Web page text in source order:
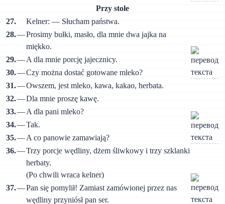
Przy stole
27.
Kelner: — Słucham państwa.
28.—Prosimy bułki, masło, dla mnie dwa jajka na
miękko.
29.—A dla mnie porcję jajecznicy.
30.—Czy można dostać gotowane mleko?
31.—Owszem, jest mleko, kawa, kakao, herbata.
32.—Dla mnie proszę kawę.
33.—A dla pani mleko?
34.—Tak.
35.—A co panowie zamawiają?
36.—Trzy porcje wędliny, dżem śliwkowy i trzy szklanki
herbaty.
(Po chwili wraca kelner)
37.—Pan się pomylił! Zamiast zamówionej przez nas
wędliny przyniósł pan ser.